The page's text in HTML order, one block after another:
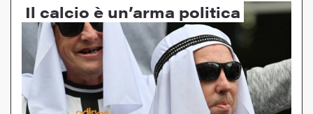
Il calcio è un’arma politica